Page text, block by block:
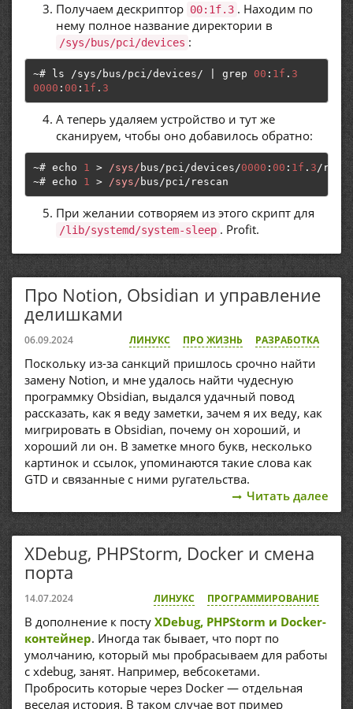
Получаем дескриптор 00:1f.3 . Находим по
нему полное название директории в
/sys/bus/pci/devices :
~# ls /sys / bus /pci /devices / grep 00 : 1f . 3
0000 : 00 : 1f . 3
А теперь удаляем устройство и тут же
сканируем, чтобы оно добавилось обратно:
~# echo 1 > /sys/ bus /pci /devices /0000 : 00 : 1f . 3 /
~# echo 1 > /sys/ bus /pci / rescan
При желании сотворяем из этого скрипт для
/lib/systemd/system-sleep . Profit.
Про Notion, Obsidian и управление
делишками
06.09.2024 ЛИНУКС ПРО ЖИЗНЬ РАЗРАБОТКА
Поскольку из-за санкций пришлось срочно найти
замену Notion, и мне удалось найти чудесную
программку Obsidian, выдался удачный повод
рассказать, как я веду заметки, зачем я их веду, как
мигрировать в Obsidian, почему он хороший, и
хороший ли он. В заметке много букв, несколько
картинок и ссылок, упоминаются такие слова как
GTD и связанные с ними ругательства.
Читать далее
XDebug, PHPStorm, Docker и смена
порта
14.07.2024 ЛИНУКС ПРОГРАММИРОВАНИЕ
В дополнение к посту XDebug, PHPStorm и Docker-
контейнер. Иногда так бывает, что порт по
умолчанию, который мы пробрасываем для работы
с xdebug, занят. Например, вебсокетами.
Пробросить которые через Docker — отдельная
веселая история. В таком случае вот пример